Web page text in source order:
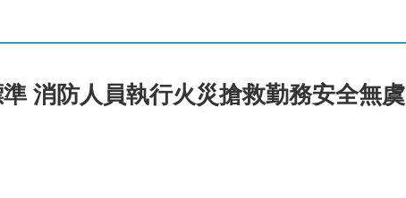
消防人員執行火災搶救勤務安全無虞